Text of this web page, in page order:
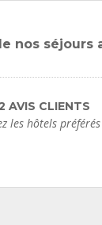
nos séjours
AVIS CLIENTS
les hôtels